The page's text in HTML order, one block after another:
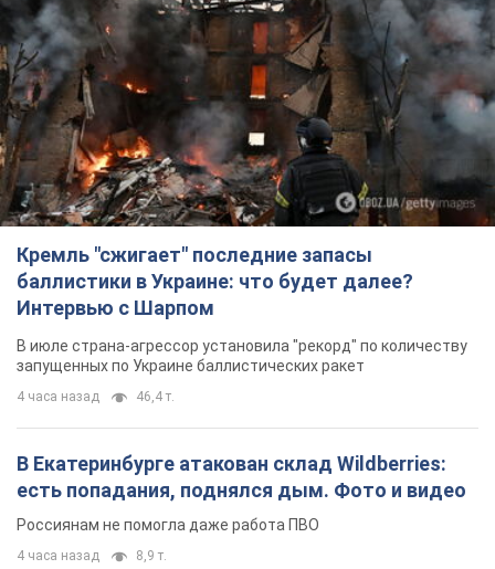
Кремль "сжигает" последние запасы
баллистики в Украине: что будет далее?
Интервью с Шарпом
В июле страна-агрессор установила "рекорд" по количеству
запущенных по Украине баллистических ракет
4 часа назад 46,4 т.
В Екатеринбурге атакован склад Wildberries:
есть попадания, поднялся дым. Фото и видео
Россиянам не помогла даже работа ПВО
4 часа назад 8,9 т.